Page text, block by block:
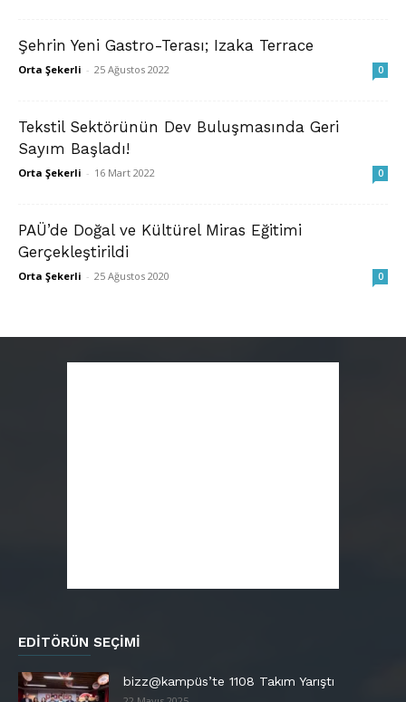
Şehrin Yeni Gastro-Terası; Izaka Terrace
Orta Şekerli - 25 Ağustos 2022 0
Tekstil Sektörünün Dev Buluşmasında Geri
Sayım Başladı!
Orta Şekerli - 16 Mart 2022 0
PAÜ’de Doğal ve Kültürel Miras Eğitimi
Gerçekleştirildi
Orta Şekerli - 25 Ağustos 2020 0
EDITÖRÜN SEÇIMI
bizz@kampüs’te 1108 Takım Yarıştı